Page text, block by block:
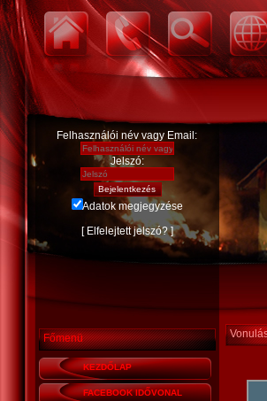
Felhasználói név vagy Email:
Jelszó:
Adatok megjegyzése
[ Elfelejtett jelszó?]
Főmenü
KEZDŐLAP
FACEBOOK IDŐVONAL